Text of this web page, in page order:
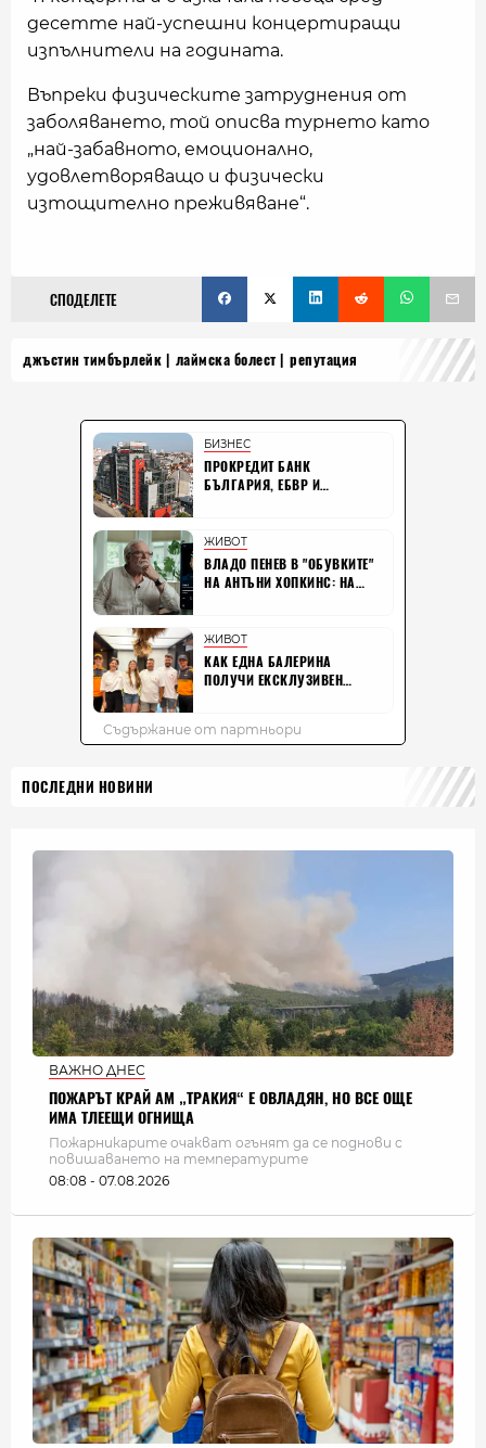
десетте най-успешни концертиращи
изпълнители на годината.
Въпреки физическите затруднения от
заболяването, той описва турнето като
„най-забавното, емоционално,
удовлетворяващо и физически
изтощително преживяване“.
СПОДЕЛЕТЕ
джъстин тимбърлейк лаймска болест репутация
ПОСЛЕДНИ НОВИНИ
ВАЖНО ДНЕС
ПОЖАРЪТ КРАЙ АМ „ТРАКИЯ“ Е ОВЛАДЯН, НО ВСЕ ОЩЕ
ИМА ТЛЕЕЩИ ОГНИЩА
Пожарникарите очакват огънят да се поднови с
повишаването на температурите
08:08 - 07.08.2026